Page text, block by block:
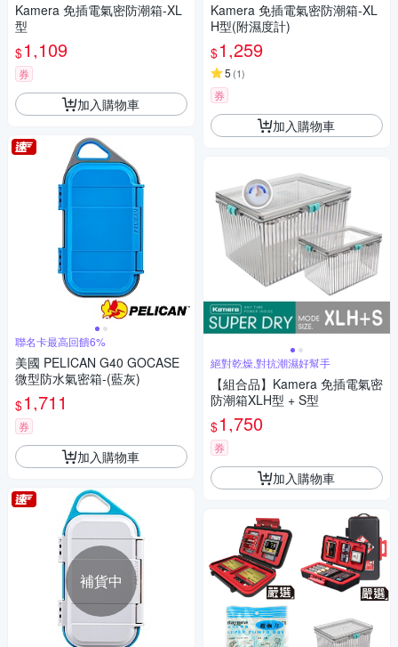
Kamera 免插電氣密防潮箱-XL
型
$1,109
券
加入購物車
聯名卡最高回饋6%
美國 PELICAN G40 GOCASE
微型防水氣密箱-(藍灰)
$1,711
券
加入購物車
補貨中
Kamera 免插電氣密防潮箱-XL
H型(附濕度計)
$1,259
5 (1)
券
加入購物車
絕對乾燥,對抗潮濕好幫手
【組合品】Kamera 免插電氣密
防潮箱XLH型 + S型
$1,750
券
加入購物車